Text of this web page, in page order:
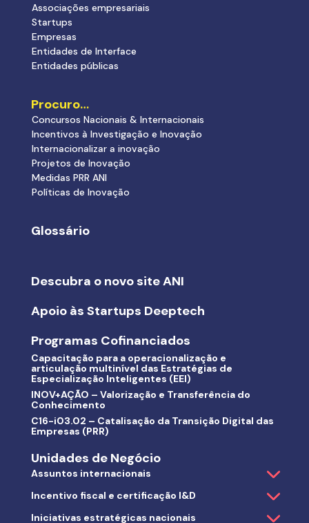
Associações empresariais
Startups
Empresas
Entidades de Interface
Entidades públicas
Procuro…
Concursos Nacionais & Internacionais
Incentivos à Investigação e Inovação
Internacionalizar a inovação
Projetos de Inovação
Medidas PRR ANI
Políticas de Inovação
Glossário
Descubra o novo site ANI
Apoio às Startups Deeptech
Programas Cofinanciados
Capacitação para a operacionalização e
articulação multinível das Estratégias de
Especialização Inteligentes (EEI)
INOV+AÇÃO – Valorização e Transferência do
Conhecimento
C16-i03.02 – Catalisação da Transição Digital das
Empresas (PRR)
Unidades de Negócio
Assuntos internacionais
Incentivo fiscal e certificação I&D
Iniciativas estratégicas nacionais